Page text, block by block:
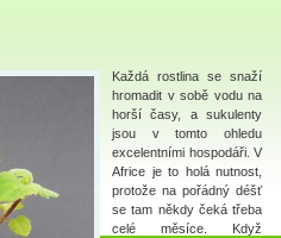
Každá rostlina se snaží
hromadit v sobě vodu na
horší časy, a sukulenty
jsou v tomto ohledu
excelentními hospodáři. V
Africe je to holá nutnost,
protože na pořádný déšť
se tam někdy čeká třeba
celé měsíce. Když